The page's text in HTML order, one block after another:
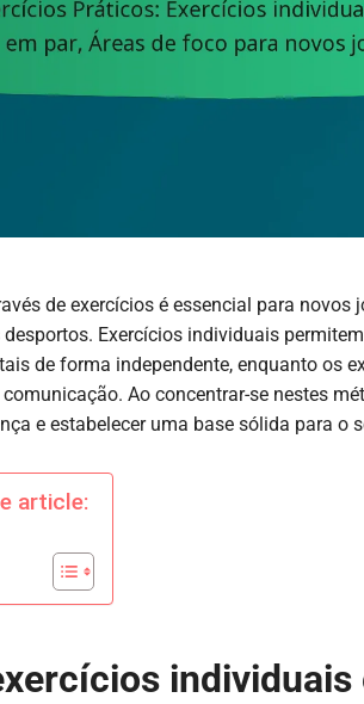
de exercícios é essencial para novos
Exercícios individuais
de forma independente, enquanto os
Ao concentrar-se nestes
e estabelecer uma base sólida para o
article: